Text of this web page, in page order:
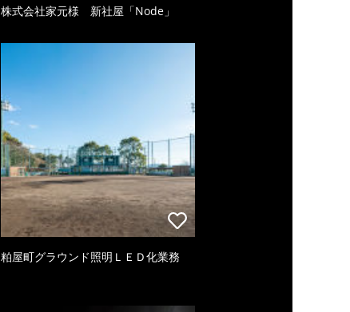
株式会社家元様 新社屋「Node」
粕屋町グラウンド照明ＬＥＤ化業務